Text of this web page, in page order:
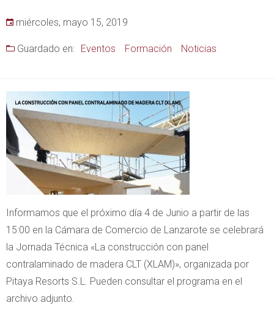
miércoles, mayo 15, 2019
Guardado en: Eventos Formación Noticias
Informamos que el próximo día 4 de Junio a partir de las
15:00 en la Cámara de Comercio de Lanzarote se celebrará
la Jornada Técnica «La construcción con panel
contralaminado de madera CLT (XLAM)», organizada por
Pitaya Resorts S.L. Pueden consultar el programa en el
archivo adjunto.